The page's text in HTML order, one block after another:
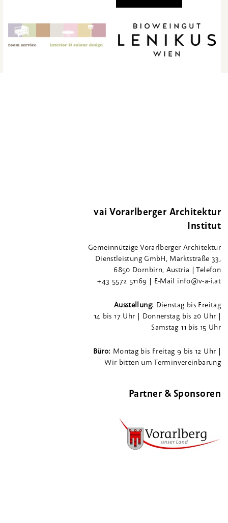
vai Vorarlberger Architektur
Institut
Gemeinnützige Vorarlberger Architektur
Dienstleistung GmbH, Marktstraße 33,
6850 Dornbirn, Austria | Telefon
+43 5572 51169 | E-Mail info@v-a-i.at
Ausstellung: Dienstag bis Freitag
14 bis 17 Uhr | Donnerstag bis 20 Uhr |
Samstag 11 bis 15 Uhr
Büro: Montag bis Freitag 9 bis 12 Uhr |
Wir bitten um Terminvereinbarung
Partner & Sponsoren